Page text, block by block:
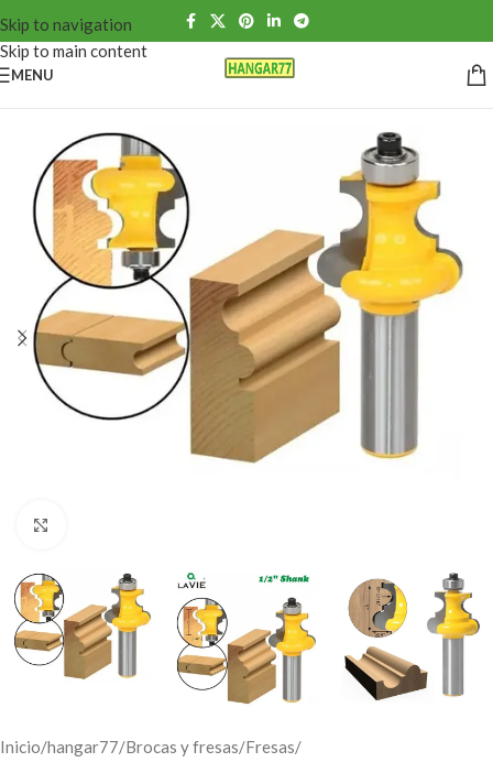
Skip to navigation
Skip to main content
MENU
Inicio/hangar77/Brocas y fresas/Fresas/